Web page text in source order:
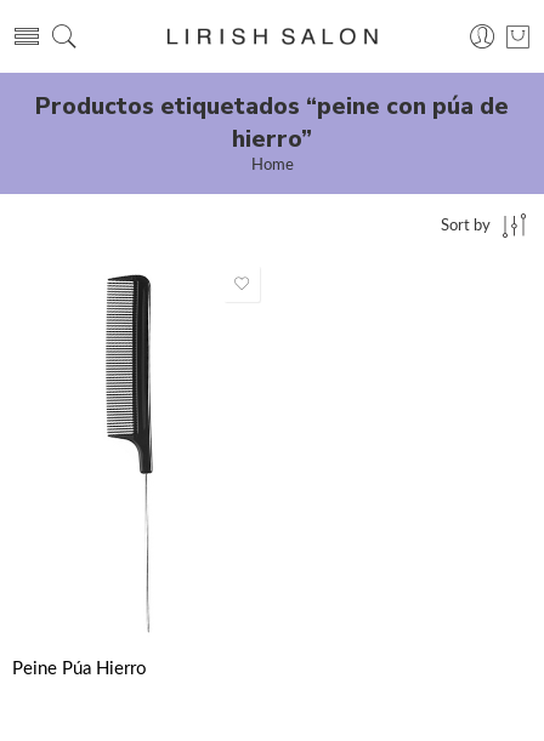
Productos etiquetados “peine con púa de
hierro”
Home
Sort by
Peine Púa Hierro